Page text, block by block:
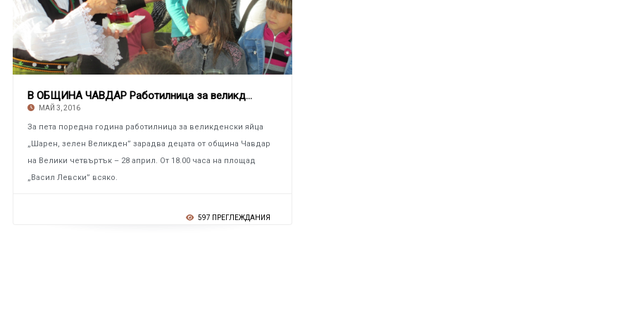
В ОБЩИНА ЧАВДАР Работилница за великденски я
МАЙ 3, 2016
За пета поредна година работилница за великденски яйца
„Шарен, зелен Великден” зарадва децата от община Чавдар
на Велики четвъртък – 28 април. От 18.00 часа на площад
„Васил Левски” всяко.
597 ПРЕГЛЕЖДАНИЯ